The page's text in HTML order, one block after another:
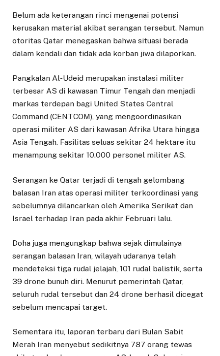
Belum ada keterangan rinci mengenai potensi
kerusakan material akibat serangan tersebut. Namun
otoritas Qatar menegaskan bahwa situasi berada
dalam kendali dan tidak ada korban jiwa dilaporkan.
Pangkalan Al-Udeid merupakan instalasi militer
terbesar AS di kawasan Timur Tengah dan menjadi
markas terdepan bagi United States Central
Command (CENTCOM), yang mengoordinasikan
operasi militer AS dari kawasan Afrika Utara hingga
Asia Tengah. Fasilitas seluas sekitar 24 hektare itu
menampung sekitar 10.000 personel militer AS.
Serangan ke Qatar terjadi di tengah gelombang
balasan Iran atas operasi militer terkoordinasi yang
sebelumnya dilancarkan oleh Amerika Serikat dan
Israel terhadap Iran pada akhir Februari lalu.
Doha juga mengungkap bahwa sejak dimulainya
serangan balasan Iran, wilayah udaranya telah
mendeteksi tiga rudal jelajah, 101 rudal balistik, serta
39 drone bunuh diri. Menurut pemerintah Qatar,
seluruh rudal tersebut dan 24 drone berhasil dicegat
sebelum mencapai target.
Sementara itu, laporan terbaru dari Bulan Sabit
Merah Iran menyebut sedikitnya 787 orang tewas